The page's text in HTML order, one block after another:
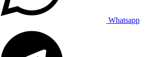
Whatsapp